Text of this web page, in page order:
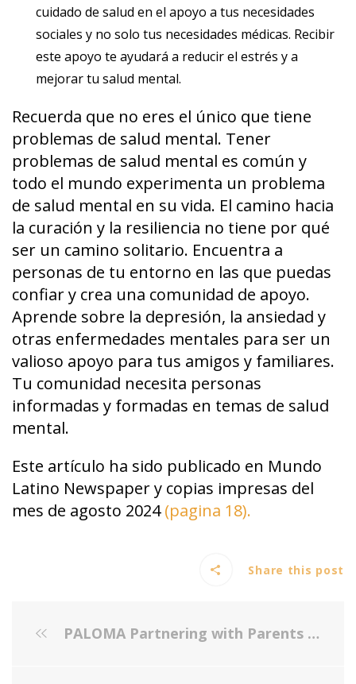
cuidado de salud en el apoyo a tus necesidades
sociales y no solo tus necesidades médicas. Recibir
este apoyo te ayudará a reducir el estrés y a
mejorar tu salud mental.
Recuerda que no eres el único que tiene
problemas de salud mental. Tener
problemas de salud mental es común y
todo el mundo experimenta un problema
de salud mental en su vida. El camino hacia
la curación y la resiliencia no tiene por qué
ser un camino solitario. Encuentra a
personas de tu entorno en las que puedas
confiar y crea una comunidad de apoyo.
Aprende sobre la depresión, la ansiedad y
otras enfermedades mentales para ser un
valioso apoyo para tus amigos y familiares.
Tu comunidad necesita personas
informadas y formadas en temas de salud
mental.
Este artículo ha sido publicado en Mundo
Latino Newspaper y copias impresas del
mes de agosto 2024(pagina 18).
Share this post
PALOMA Partnering with Parents | Apoyando a Padres